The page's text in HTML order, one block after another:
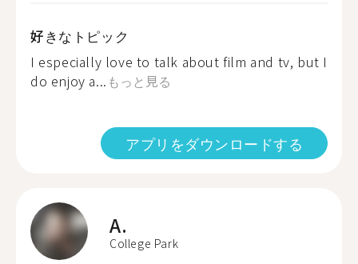
好きなトピック
I especially love to talk about film and tv, but I
do enjoy a... もっと見る
アプリをダウンロードする
A.
College Park